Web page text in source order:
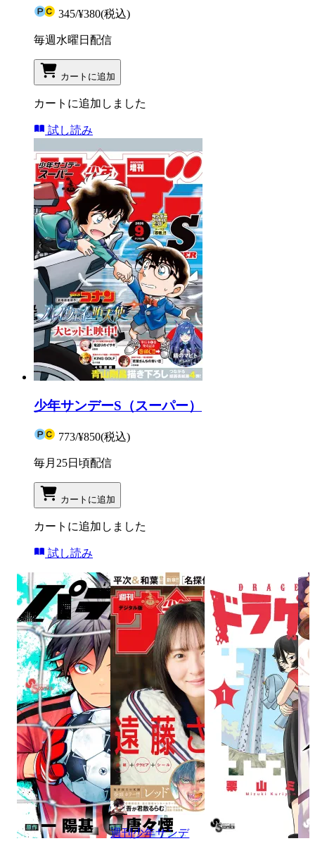
345/¥380(税込)
毎週水曜日配信
カートに追加
カートに追加しました
試し読み
少年サンデーS（スーパー）
773/¥850(税込)
毎月25日頃配信
カートに追加
カートに追加しました
試し読み
週刊少年サンデ